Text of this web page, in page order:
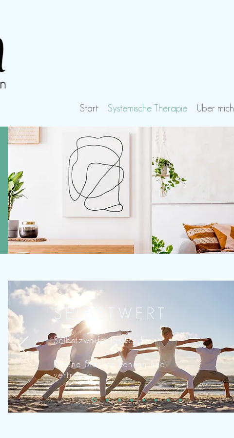
Start Systemische Therapie Über mich
SELBSTWERT
Selbstzweifel loswerden
Eigene Stärken kennen und
vertrauen